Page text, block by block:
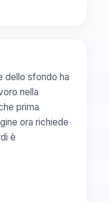
dello sfondo ha
nella
prima
ora richiede
è